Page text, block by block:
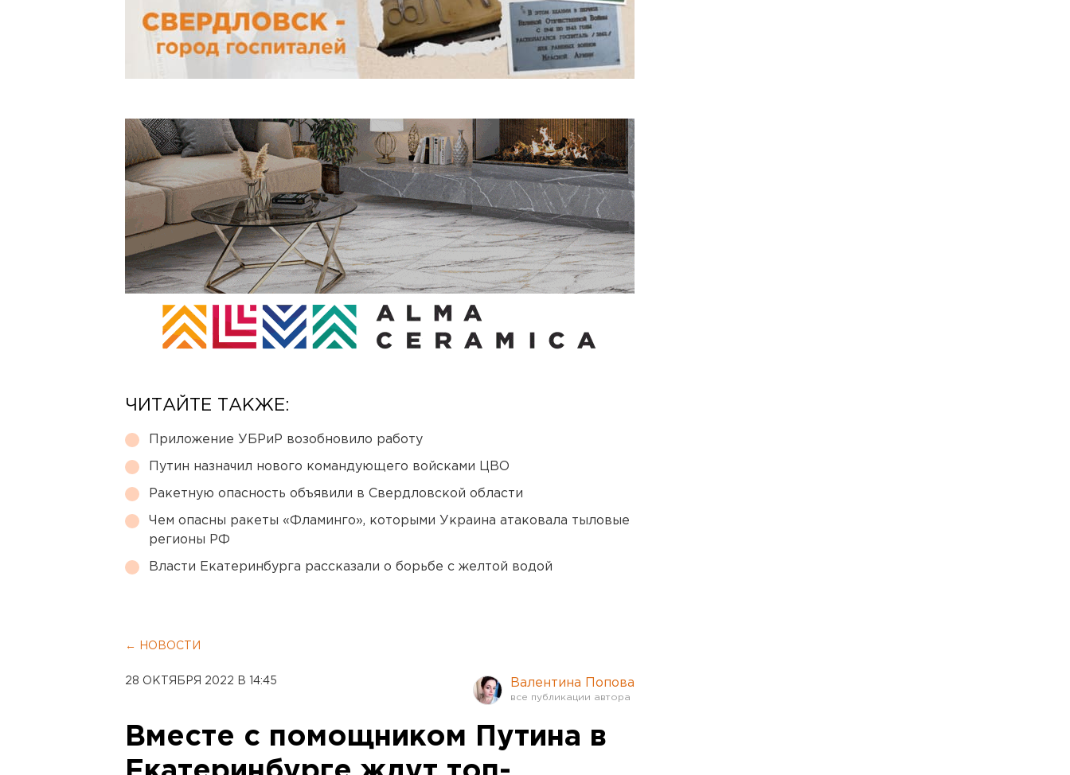
ЧИТАЙТЕ ТАКЖЕ:
Приложение УБРиР возобновило работу
Путин назначил нового командующего войсками ЦВО
Ракетную опасность объявили в Свердловской области
Чем опасны ракеты «Фламинго», которыми Украина атаковала тыловые
регионы РФ
Власти Екатеринбурга рассказали о борьбе с желтой водой
← НОВОСТИ
28 ОКТЯБРЯ 2022 В 14:45 Валентина Попова
Вместе с помощником Путина в